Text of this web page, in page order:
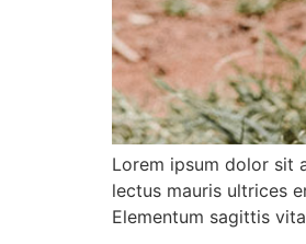
Lorem ipsum dolor sit
lectus mauris ultrices
Elementum sagittis